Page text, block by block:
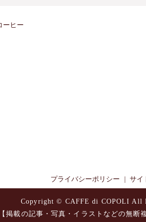
ーヒー
プライバシーポリシー サイ
Copyright © CAFFE di COPOLI All
【掲載の記事・写真・イラストなどの無断